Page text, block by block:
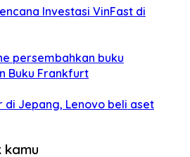
Investasi VinFast di
persembahkan buku
Buku Frankfurt
di Jepang, Lenovo beli aset
kamu